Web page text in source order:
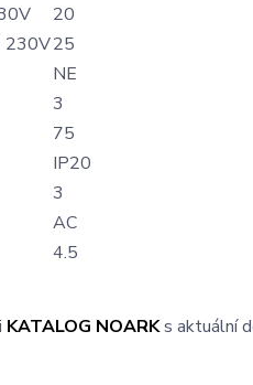
20
230V25
NE
3
75
IP20
3
AC
4.5
KATALOG NOARKs aktuální